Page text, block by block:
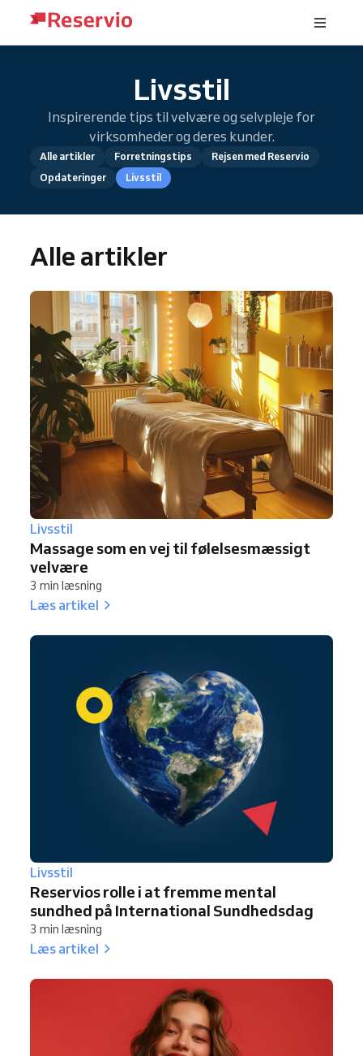
Livsstil
Inspirerende tips til velvære og selvpleje for
virksomheder og deres kunder.
Alle artikler Forretningstips
Rejsen med Reservio
Opdateringer
Livsstil
Alle artikler
Livsstil
Massage som en vej til følelsesmæssigt
velvære
3 min læsning
Læs artikel
Livsstil
Reservios rolle i at fremme mental
sundhed på International Sundhedsdag
3 min læsning
Læs artikel